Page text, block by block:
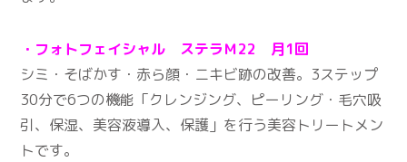
・フォトフェイシャル ステラＭ22 月1回
シミ・そばかす・赤ら顔・ニキビ跡の改善。3ステップ
30分で6つの機能「クレンジング、ピーリング・毛穴吸
引、保湿、美容液導入、保護」を行う美容トリートメン
トです。